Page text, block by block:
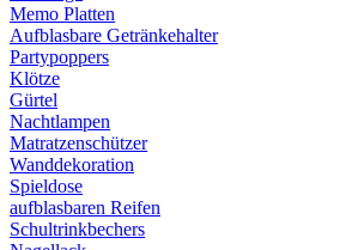
Memo Platten
Aufblasbare Getränkehalter
Partypoppers
Klötze
Gürtel
Nachtlampen
Matratzenschützer
Wanddekoration
Spieldose
aufblasbaren Reifen
Schultrinkbechers